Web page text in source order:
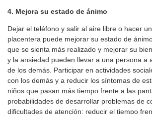
4. Mejora su estado de ánimo
Dejar el teléfono y salir al aire libre o hacer
placentera puede mejorar su estado de
que se sienta más realizado y mejorar su
y la ansiedad pueden llevar a una persona a
de los demás. Participar en actividades
con los demás y a reducir los síntomas de
niños que pasan más tiempo frente a las
probabilidades de desarrollar problemas de
dificultades de atención; reducir el tiempo